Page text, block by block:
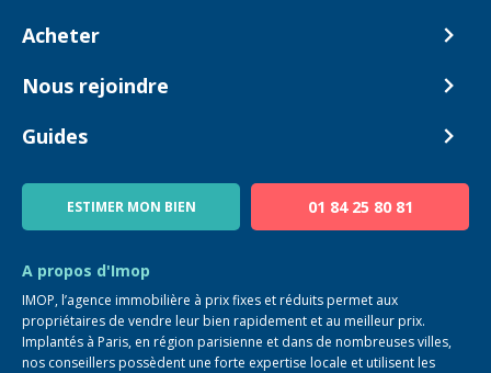
Comment ça marche ?
Acheter
Biens en vente
Nous rejoindre
Devenir Conseiller
Guides
Blog
ESTIMER MON BIEN 01 84 25 80 81
A propos d'Imop
IMOP, l’agence immobilière à prix fixes et réduits permet aux
propriétaires de vendre leur bien rapidement et au meilleur prix.
Implantés à Paris, en région parisienne et dans de nombreuses villes,
nos conseillers possèdent une forte expertise locale et utilisent les